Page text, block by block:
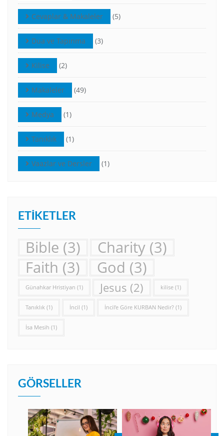
Cevaplar & Makaleler (5)
Dua ve Tapınma (3)
Kilise (2)
Makaleler (49)
Medya (1)
Tanıklık (1)
Vaazlar ve Dersler (1)
ETIKETLER
Bible (3) Charity (3)
Faith (3) God (3)
Günahkar Hristiyan (1) Jesus (2) kilise (1)
Tanıklık (1) İncil (1) İncil’e Göre KURBAN Nedir? (1)
İsa Mesih (1)
GÖRSELLER